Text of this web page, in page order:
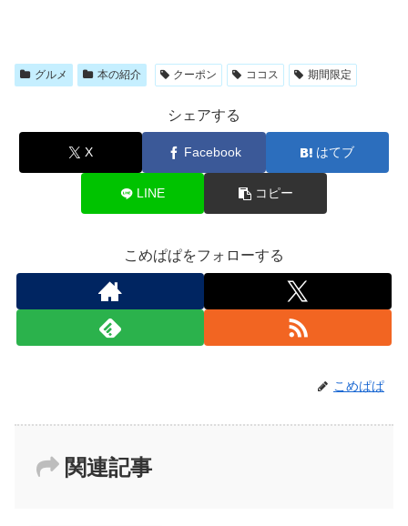
グルメ 本の紹介 クーポン ココス 期間限定
シェアする
X Facebook はてブ
LINE コピー
こめぱぱをフォローする
こめぱぱ
関連記事